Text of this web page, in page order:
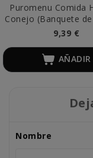
Puromenu Comida
Conejo (Banquete
Perros
9,39 €
AÑADIR
Nombre